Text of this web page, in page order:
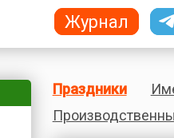
Праздники
Журнал